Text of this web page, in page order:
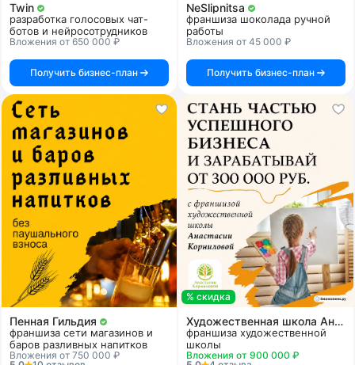
Twin
разработка голосовых чат-
ботов и нейросотрудников
Вложения от 650 000 ₽
Получить бизнес-план
NeSlipnitsa
франшиза шоколада ручной
работы
Вложения от 45 000 ₽
Получить бизнес-план
Пенная Гильдия
франшиза сети магазинов и
баров разливных напитков
Вложения от 750 000 ₽
% скидка
Художественная школа Анастасии Корниловой
франшиза художественной
школы
Вложения от 900 000 ₽